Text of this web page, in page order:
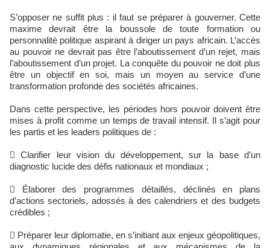
S’opposer ne suffit plus : il faut se préparer à gouverner. Cette
maxime devrait être la boussole de toute formation ou
personnalité politique aspirant à diriger un pays africain. L’accès
au pouvoir ne devrait pas être l’aboutissement d’un rejet, mais
l’aboutissement d’un projet. La conquête du pouvoir ne doit plus
être un objectif en soi, mais un moyen au service d’une
transformation profonde des sociétés africaines.
Dans cette perspective, les périodes hors pouvoir doivent être
mises à profit comme un temps de travail intensif. Il s’agit pour
les partis et les leaders politiques de :
 Clarifier leur vision du développement, sur la base d’un
diagnostic lucide des défis nationaux et mondiaux ;
 Élaborer des programmes détaillés, déclinés en plans
d’actions sectoriels, adossés à des calendriers et des budgets
crédibles ;
 Préparer leur diplomatie, en s’initiant aux enjeux géopolitiques,